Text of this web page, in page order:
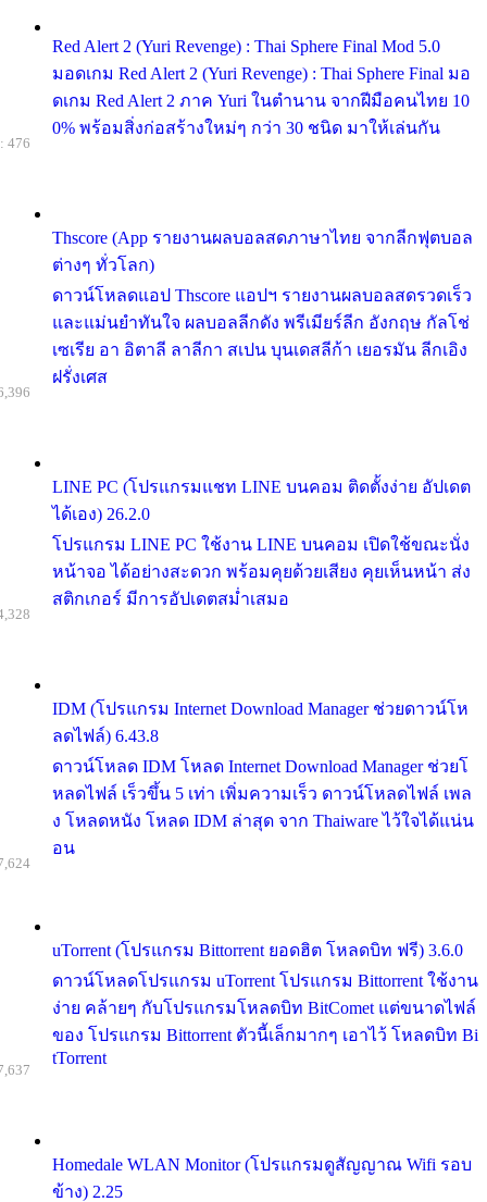
Red Alert 2 (Yuri Revenge) : Thai Sphere Final Mod 5.0
มอดเกม Red Alert 2 (Yuri Revenge) : Thai Sphere Final มอ
ดเกม Red Alert 2 ภาค Yuri ในตำนาน จากฝีมือคนไทย 10
0% พร้อมสิ่งก่อสร้างใหม่ๆ กว่า 30 ชนิด มาให้เล่นกัน
Thscore (App รายงานผลบอลสดภาษาไทย จากลีกฟุตบอล
ต่างๆ ทั่วโลก)
ดาวน์โหลดแอป Thscore แอปฯ รายงานผลบอลสดรวดเร็ว
และแม่นยำทันใจ ผลบอลลีกดัง พรีเมียร์ลีก อังกฤษ กัลโช่
เซเรีย อา อิตาลี ลาลีกา สเปน บุนเดสลีก้า เยอรมัน ลีกเอิง
ฝรั่งเศส
476
LINE PC (โปรแกรมแชท LINE บนคอม ติดตั้งง่าย อัปเดต
ได้เอง) 26.2.0
โปรแกรม LINE PC ใช้งาน LINE บนคอม เปิดใช้ขณะนั่ง
หน้าจอ ได้อย่างสะดวก พร้อมคุยด้วยเสียง คุยเห็นหน้า ส่ง
สติกเกอร์ มีการอัปเดตสม่ำเสมอ
IDM (โปรแกรม Internet Download Manager ช่วยดาวน์โห
ลดไฟล์) 6.43.8
ดาวน์โหลด IDM โหลด Internet Download Manager ช่วยโ
หลดไฟล์ เร็วขึ้น 5 เท่า เพิ่มความเร็ว ดาวน์โหลดไฟล์ เพล
ง โหลดหนัง โหลด IDM ล่าสุด จาก Thaiware ไว้ใจได้แน่น
อน
uTorrent (โปรแกรม Bittorrent ยอดฮิต โหลดบิท ฟรี) 3.6.0
ดาวน์โหลดโปรแกรม uTorrent โปรแกรม Bittorrent ใช้งาน
ง่าย คล้ายๆ กับโปรแกรมโหลดบิท BitComet แต่ขนาดไฟล์
ของ โปรแกรม Bittorrent ตัวนี้เล็กมากๆ เอาไว้ โหลดบิท Bi
tTorrent
Homedale WLAN Monitor (โปรแกรมดูสัญญาณ Wifi รอบ
ข้าง) 2.25